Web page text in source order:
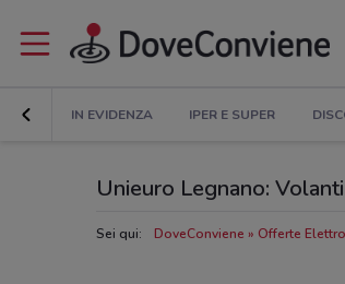
IN EVIDENZA IPER E SUPER
Unieuro Legnano:
Sei qui: DoveConviene Offerte